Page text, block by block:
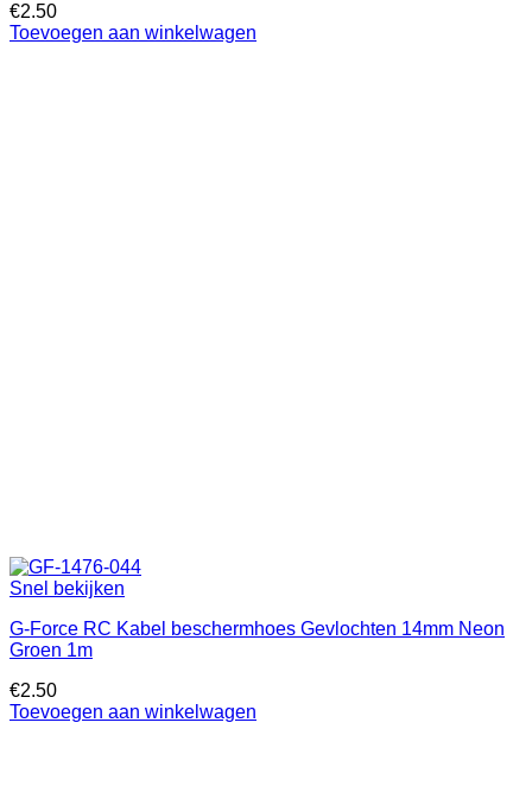
€2.50
Toevoegen aan winkelwagen
Snel bekijken
G-Force RC Kabel beschermhoes Gevlochten 14mm Neon
Groen 1m
€2.50
Toevoegen aan winkelwagen